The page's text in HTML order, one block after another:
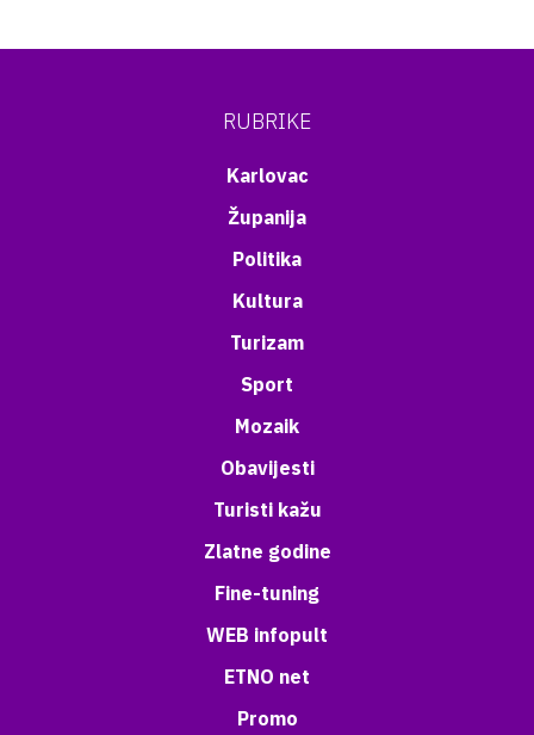
RUBRIKE
Karlovac
Županija
Politika
Kultura
Turizam
Sport
Mozaik
Obavijesti
Turisti kažu
Zlatne godine
Fine-tuning
WEB infopult
ETNO net
Promo